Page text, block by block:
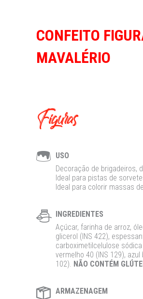
CONFEITO
MAVALÉRIO
Figuras
USO
Decoração de brigadeiros,
Ideal para pistas de
Ideal para colorir massas
INGREDIENTES
Açúcar, farinha de arroz,
glicerol (INS 422),
carboximetilcelulose
vermelho 40 (INS 129),
102). NÃO CONTÉM
ARMAZENAGEM